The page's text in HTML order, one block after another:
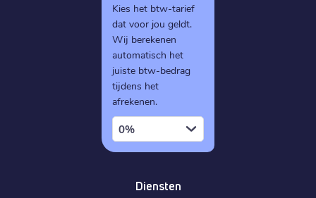
Kies het btw-tarief
dat voor jou geldt.
Wij berekenen
automatisch het
juiste btw-bedrag
tijdens het
afrekenen.
0%
Diensten